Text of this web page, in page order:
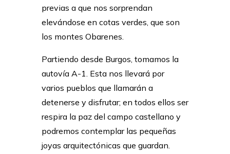
previas a que nos sorprendan
elevándose en cotas verdes, que son
los montes Obarenes.
Partiendo desde Burgos, tomamos la
autovía A-1. Esta nos llevará por
varios pueblos que llamarán a
detenerse y disfrutar; en todos ellos ser
respira la paz del campo castellano y
podremos contemplar las pequeñas
joyas arquitectónicas que guardan.